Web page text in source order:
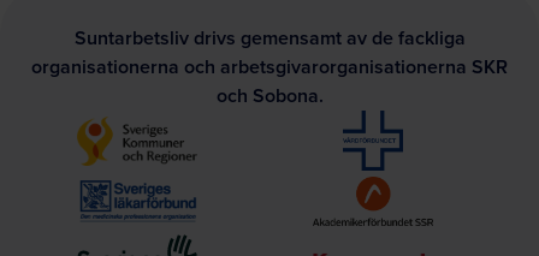
Suntarbetsliv drivs gemensamt av de fackliga
organisationerna och arbetsgivarorganisationerna SKR
och Sobona.